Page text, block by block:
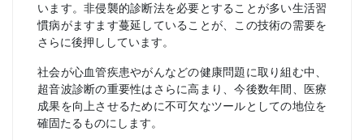
います。非侵襲的診断法を必要とすることが多い生活習
慣病がますます蔓延していることが、この技術の需要を
さらに後押ししています。
社会が心血管疾患やがんなどの健康問題に取り組む中、
超音波診断の重要性はさらに高まり、今後数年間、医療
成果を向上させるために不可欠なツールとしての地位を
確固たるものにします。